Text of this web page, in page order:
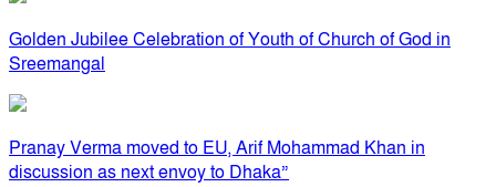
Golden Jubilee Celebration of Youth of Church of God in
Sreemangal
Pranay Verma moved to EU, Arif Mohammad Khan in
discussion as next envoy to Dhaka”